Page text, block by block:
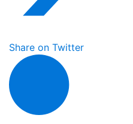
Share on Twitter